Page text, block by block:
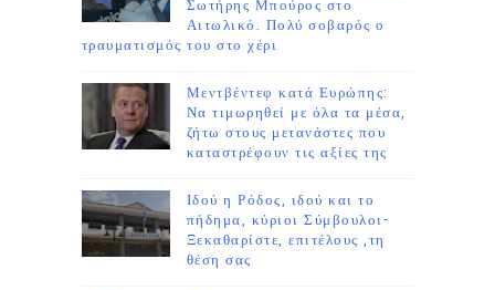
Σωτήρης Μπούρος στο
Αιτωλικό. Πολύ σοβαρός ο
τραυματισμός του στο χέρι
Μεντβέντεφ κατά Ευρώπης:
Να τιμωρηθεί με όλα τα μέσα,
ζήτω στους μετανάστες που
καταστρέφουν τις αξίες της
Ιδού η Ρόδος, ιδού και το
πήδημα, κύριοι Σύμβουλοι-
Ξεκαθαρίστε, επιτέλους ,τη
θέση σας